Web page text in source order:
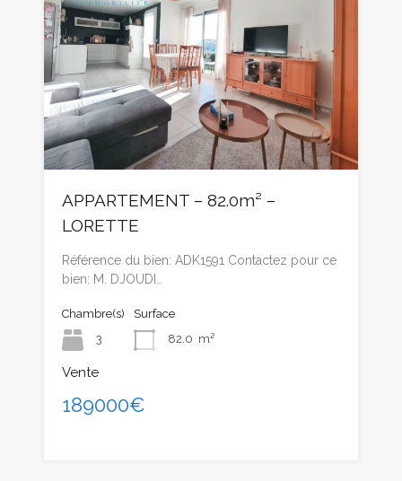
APPARTEMENT – 82.0m² –
LORETTE
Référence du bien: ADK1591 Contactez pour ce
bien: M. DJOUDI…
Chambre(s)
3
Surface
82.0 m²
Vente
189000€